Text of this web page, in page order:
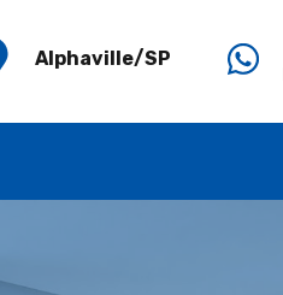
Alphaville/SP